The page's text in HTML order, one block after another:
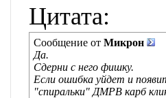
Цитата:
Сообщение от Микрон
Да.
Сдерни с него фишку.
Если ошибка уйдет и
"спиральки" ДМРВ карб